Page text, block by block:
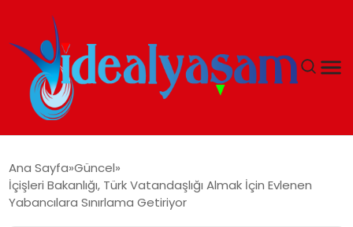
GÜNDEM
Ana Sayfa Güncel
İçişleri Bakanlığı, Türk Vatandaşlığı Almak İçin Evlenen
Yabancılara Sınırlama Getiriyor